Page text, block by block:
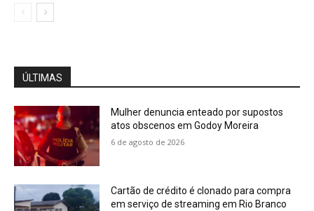
ÚLTIMAS
Mulher denuncia enteado por supostos
atos obscenos em Godoy Moreira
6 de agosto de 2026
Cartão de crédito é clonado para compra
em serviço de streaming em Rio Branco